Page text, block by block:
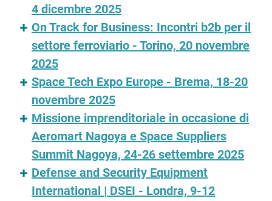
4 dicembre 2025
On Track for Business: Incontri b2b per il
settore ferroviario - Torino, 20 novembre
2025
Space Tech Expo Europe - Brema, 18-20
novembre 2025
Missione imprenditoriale in occasione di
Aeromart Nagoya e Space Suppliers
Summit Nagoya, 24-26 settembre 2025
Defense and Security Equipment
International | DSEI - Londra, 9-12